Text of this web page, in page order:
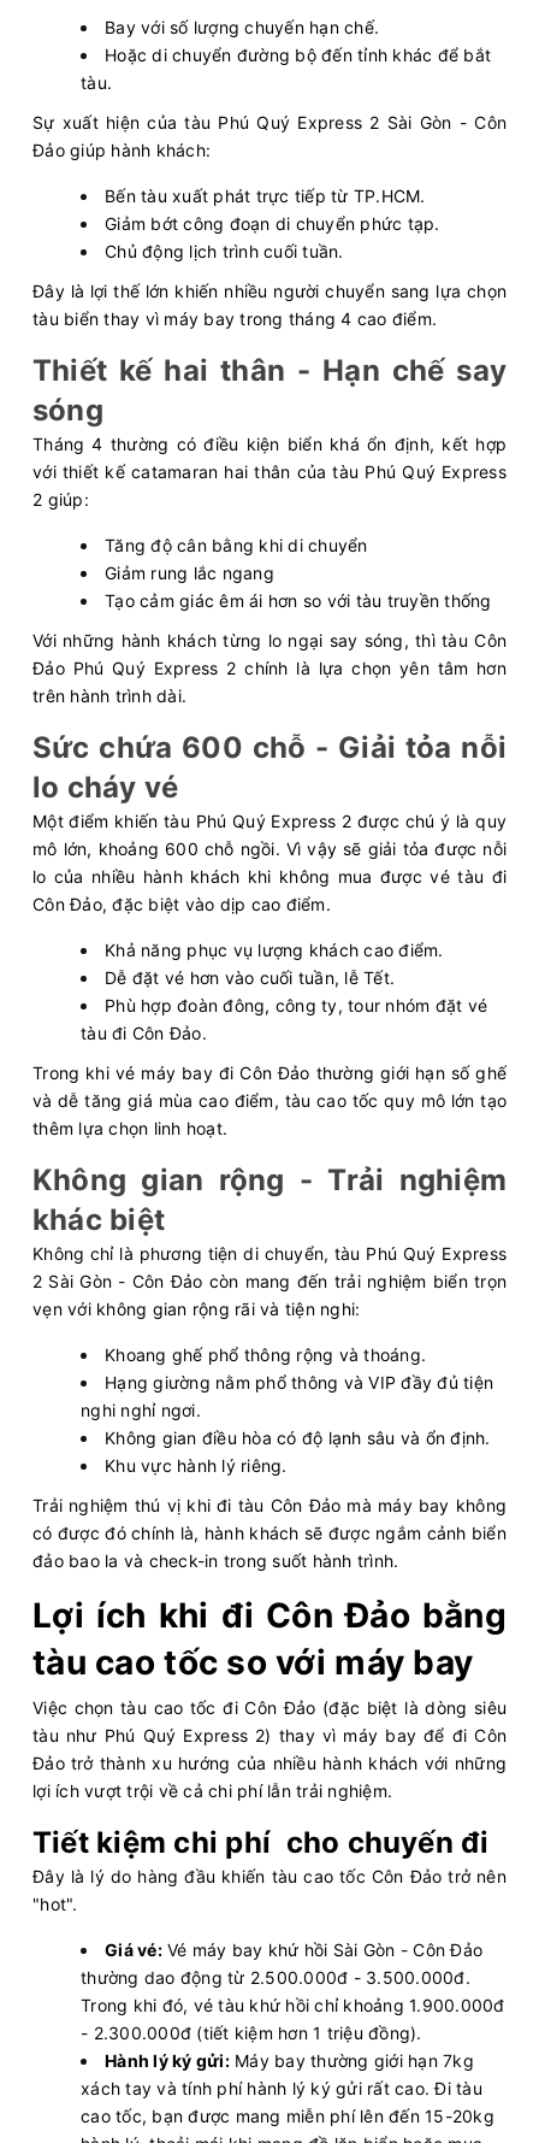
Bay với số lượng chuyến hạn chế.
Hoặc di chuyển đường bộ đến tỉnh khác để bắt
tàu.
Sự xuất hiện của tàu Phú Quý Express 2 Sài Gòn - Côn
Đảo giúp hành khách:
Bến tàu xuất phát trực tiếp từ TP.HCM.
Giảm bớt công đoạn di chuyển phức tạp.
Chủ động lịch trình cuối tuần.
Đây là lợi thế lớn khiến nhiều người chuyển sang lựa chọn
tàu biển thay vì máy bay trong tháng 4 cao điểm.
Thiết kế hai thân - Hạn chế say
sóng
Tháng 4 thường có điều kiện biển khá ổn định, kết hợp
với thiết kế catamaran hai thân của tàu Phú Quý Express
2 giúp:
Tăng độ cân bằng khi di chuyển
Giảm rung lắc ngang
Tạo cảm giác êm ái hơn so với tàu truyền thống
Với những hành khách từng lo ngại say sóng, thì tàu Côn
Đảo Phú Quý Express 2 chính là lựa chọn yên tâm hơn
trên hành trình dài.
Sức chứa 600 chỗ - Giải tỏa nỗi
lo cháy vé
Một điểm khiến tàu Phú Quý Express 2 được chú ý là quy
mô lớn, khoảng 600 chỗ ngồi. Vì vậy sẽ giải tỏa được nỗi
lo của nhiều hành khách khi không mua được vé tàu đi
Côn Đảo, đặc biệt vào dịp cao điểm.
Khả năng phục vụ lượng khách cao điểm.
Dễ đặt vé hơn vào cuối tuần, lễ Tết.
Phù hợp đoàn đông, công ty, tour nhóm đặt vé
tàu đi Côn Đảo.
Trong khi vé máy bay đi Côn Đảo thường giới hạn số ghế
và dễ tăng giá mùa cao điểm, tàu cao tốc quy mô lớn tạo
thêm lựa chọn linh hoạt.
Không gian rộng - Trải nghiệm
khác biệt
Không chỉ là phương tiện di chuyển, tàu Phú Quý Express
2 Sài Gòn - Côn Đảo còn mang đến trải nghiệm biển trọn
vẹn với không gian rộng rãi và tiện nghi:
Khoang ghế phổ thông rộng và thoáng.
Hạng giường nằm phổ thông và VIP đầy đủ tiện
nghi nghỉ ngơi.
Không gian điều hòa có độ lạnh sâu và ổn định.
Khu vực hành lý riêng.
Trải nghiệm thú vị khi đi tàu Côn Đảo mà máy bay không
có được đó chính là, hành khách sẽ được ngắm cảnh biển
đảo bao la và check-in trong suốt hành trình.
Lợi ích khi đi Côn Đảo bằng
tàu cao tốc so với máy bay
Việc chọn tàu cao tốc đi Côn Đảo (đặc biệt là dòng siêu
tàu như Phú Quý Express 2) thay vì máy bay để đi Côn
Đảo trở thành xu hướng của nhiều hành khách với những
lợi ích vượt trội về cả chi phí lẫn trải nghiệm.
Tiết kiệm chi phí cho chuyến đi
Đây là lý do hàng đầu khiến tàu cao tốc Côn Đảo trở nên
"hot".
Giá vé:Vé máy bay khứ hồi Sài Gòn - Côn Đảo
thường dao động từ 2.500.000đ - 3.500.000đ.
Trong khi đó, vé tàu khứ hồi chỉ khoảng 1.900.000đ
- 2.300.000đ (tiết kiệm hơn 1 triệu đồng).
Hành lý ký gửi:Máy bay thường giới hạn 7kg
xách tay và tính phí hành lý ký gửi rất cao. Đi tàu
cao tốc, bạn được mang miễn phí lên đến 15-20kg